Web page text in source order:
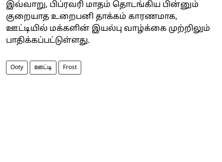
இவ்வாறு, பிப்ரவரி மாதம் தொடங்கிய பின்னும்
குறையாத உறைபனி தாக்கம் காரணமாக,
ஊட்டியில் மக்களின் இயல்பு வாழ்க்கை முற்றிலும்
பாதிக்கப்பட்டுள்ளது.
Ooty ஊட்டி Frost